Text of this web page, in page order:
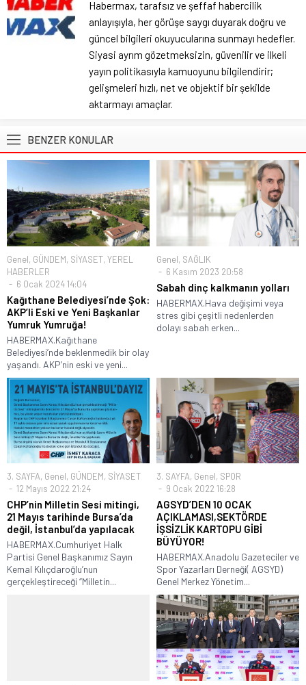
Habermax, tarafsız ve şeffaf habercilik
anlayışıyla, her görüşe saygı duyarak doğru ve
güncel bilgileri okuyucularına sunmayı hedefler.
Siyasi ayrım gözetmeksizin, güvenilir ve ilkeli
yayın politikasıyla kamuoyunu bilgilendirir;
gelişmeleri hızlı, net ve objektif bir şekilde
aktarmayı amaçlar.
BENZER KONULAR
Genel, GÜNDEM, SİYASET, YEREL
HABERLER
6 Ocak 2024 14:04
Kağıthane Belediyesi’nde Şok:
AKP’li Eski ve Yeni Başkanlar
Yumruk Yumruğa!
HABERMAX.Kağıthane
Belediyesi’nde beklenmedik bir olay
yaşandı. AKP’nin eski ve yeni...
Genel, SAĞLIK
6 Kasım 2023 20:58
Sabah dinç kalkmanın yolları
HABERMAX.Hava değişimi veya
stres gibi çeşitli nedenlerden
dolayı sabah erken...
3. SAYFA, Genel, GÜNDEM, SİYASET
12 Mayıs 2022 21:24
CHP’nin Milletin Sesi mitingi,
21 Mayıs tarihinde Bursa’da
değil, İstanbul’da yapılacak
HABERMAX.Cumhuriyet Halk
Partisi Genel Başkanımız Sayın
Kemal Kılıçdaroğlu’nun
gerçekleştireceği “Milletin...
3. SAYFA, Genel, SPOR
9 Ocak 2022 16:28
AGSYD’DEN 10 OCAK
AÇIKLAMASI,SEKTÖRDE
İŞSİZLİK KARTOPU GİBİ
BÜYÜYOR!
HABERMAX.Anadolu Gazeteciler ve
Spor Yazarları Derneği( AGSYD)
Genel Merkez Yönetim...